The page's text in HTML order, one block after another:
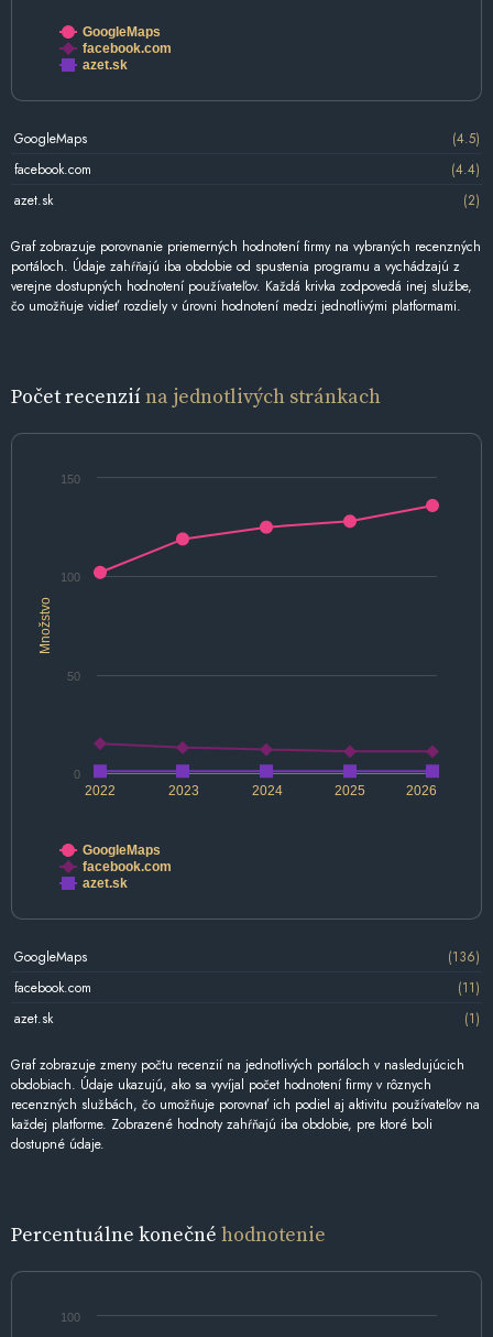
GoogleMaps
facebook.com
azet.sk
GoogleMaps
(4.5)
facebook.com
(4.4)
azet.sk
(2)
Graf zobrazuje porovnanie priemerných hodnotení firmy na vybraných recenzných
portáloch. Údaje zahŕňajú iba obdobie od spustenia programu a vychádzajú z
verejne dostupných hodnotení používateľov. Každá krivka zodpovedá inej službe,
čo umožňuje vidieť rozdiely v úrovni hodnotení medzi jednotlivými platformami.
Počet recenziína jednotlivých stránkach
Množstvo
2022 2024 2026
2023 2025
0
50
100
150
GoogleMaps
facebook.com
azet.sk
GoogleMaps
(136)
facebook.com
(11)
azet.sk
(1)
Graf zobrazuje zmeny počtu recenzií na jednotlivých portáloch v nasledujúcich
obdobiach. Údaje ukazujú, ako sa vyvíjal počet hodnotení firmy v rôznych
recenzných službách, čo umožňuje porovnať ich podiel aj aktivitu používateľov na
každej platforme. Zobrazené hodnoty zahŕňajú iba obdobie, pre ktoré boli
dostupné údaje.
Percentuálne konečné hodnotenie
100